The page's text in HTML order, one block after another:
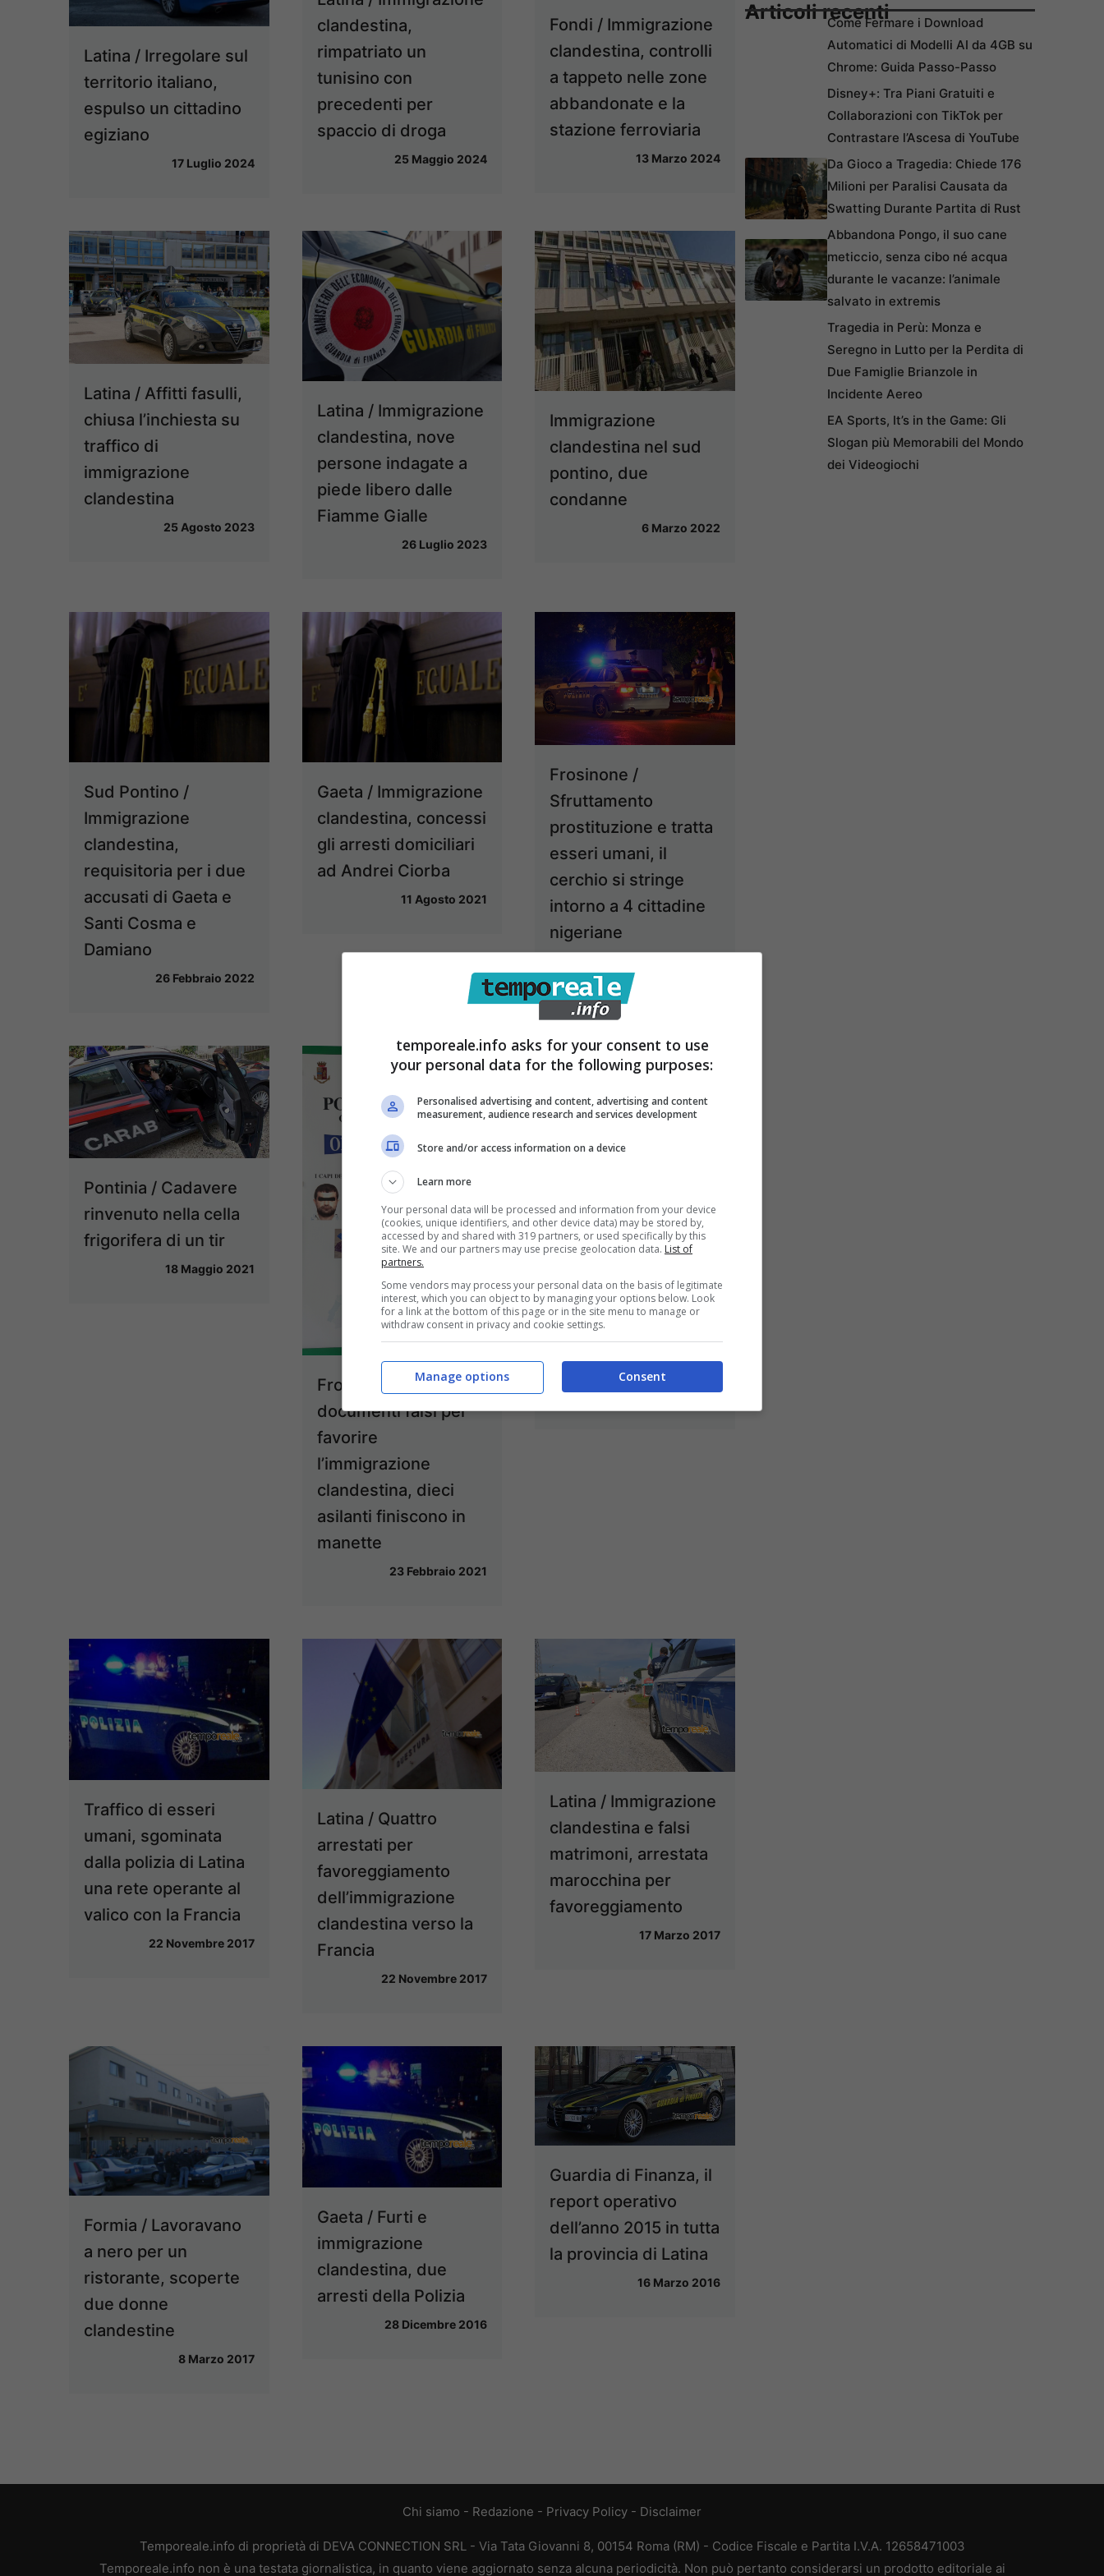
Latina / Irregolare sul
territorio italiano,
espulso un cittadino
egiziano
17 Luglio 2024
clandestina,
rimpatriato un
tunisino con
precedenti per
spaccio di droga
25 Maggio 2024
Fondi / Immigrazione
clandestina, controlli
a tappeto nelle zone
abbandonate e la
stazione ferroviaria
13 Marzo 2024
Latina / Affitti fasulli,
chiusa l’inchiesta su
traffico di
immigrazione
clandestina
25 Agosto 2023
Latina / Immigrazione
clandestina, nove
persone indagate a
piede libero dalle
Fiamme Gialle
26 Luglio 2023
Immigrazione
clandestina nel sud
pontino, due
condanne
6 Marzo 2022
Sud Pontino /
Immigrazione
clandestina,
requisitoria per i due
accusati di Gaeta e
Santi Cosma e
Damiano
26 Febbraio 2022
Gaeta / Immigrazione
clandestina, concessi
gli arresti domiciliari
ad Andrei Ciorba
11 Agosto 2021
Frosinone /
Sfruttamento
prostituzione e tratta
esseri umani, il
cerchio si stringe
intorno a 4 cittadine
nigeriane
Pontinia / Cadavere
rinvenuto nella cella
frigorifera di un tir
18 Maggio 2021
Frosinone / Soldi e
documenti falsi per
favorire
l’immigrazione
clandestina, dieci
asilanti finiscono in
manette
23 Febbraio 2021
Frosinone /
Immigrazione
clandestina,
operazione “Avium”
sgomina
un’associazione a
delinquere
23 Febbraio 2021
Traffico di esseri
umani, sgominata
dalla polizia di Latina
una rete operante al
valico con la Francia
22 Novembre 2017
Latina / Quattro
arrestati per
favoreggiamento
dell’immigrazione
clandestina verso la
Francia
22 Novembre 2017
Latina / Immigrazione
clandestina e falsi
matrimoni, arrestata
marocchina per
favoreggiamento
17 Marzo 2017
Formia / Lavoravano
a nero per un
ristorante, scoperte
due donne
clandestine
8 Marzo 2017
Gaeta / Furti e
immigrazione
clandestina, due
arresti della Polizia
28 Dicembre 2016
Guardia di Finanza, il
report operativo
dell’anno 2015 in tutta
la provincia di Latina
16 Marzo 2016
Articoli recentiCome Fermare i Download
Automatici di Modelli AI da 4GB su
Chrome: Guida Passo-Passo
Disney+: Tra Piani Gratuiti e
Collaborazioni con TikTok per
Contrastare l’Ascesa di YouTube
Da Gioco a Tragedia: Chiede 176
Milioni per Paralisi Causata da
Swatting Durante Partita di Rust
Abbandona Pongo, il suo cane
meticcio, senza cibo né acqua
durante le vacanze: l’animale
salvato in extremis
Tragedia in Perù: Monza e
Seregno in Lutto per la Perdita di
Due Famiglie Brianzole in
Incidente Aereo
EA Sports, It’s in the Game: Gli
Slogan più Memorabili del Mondo
dei Videogiochi
Chi siamo - Redazione - Privacy Policy - Disclaimer
Temporeale.info di proprietà di DEVA CONNECTION SRL - Via Tata Giovanni 8, 00154 Roma (RM) - Codice Fiscale e Partita I.V.A. 12658471003
Temporeale.info non è una testata giornalistica, in quanto viene aggiornato senza alcuna periodicità. Non può pertanto considerarsi un prodotto editoriale ai
temporeale.info asks for your consent to use
your personal data for the following purposes:
Personalised advertising and content, advertising and content
measurement, audience research and services development
Store and/or access information on a device
Learn more
Your personal data will be processed and information from your device
(cookies, unique identifiers, and other device data) may be stored by,
accessed by and shared with 319 partners, or used specifically by this
site. We and our partners may use precise geolocation data. List of
partners.
Some vendors may process your personal data on the basis of legitimate
interest, which you can object to by managing your options below. Look
for a link at the bottom of this page or in the site menu to manage or
withdraw consent in privacy and cookie settings.
Consent
Manage options